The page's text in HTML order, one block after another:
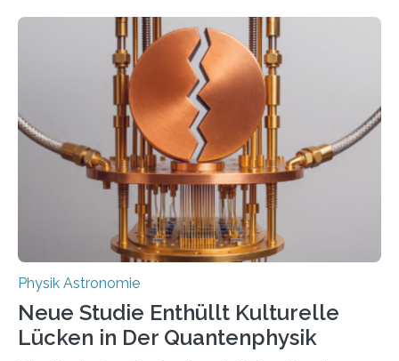
Messungen verwenden. Das hatte man jahrzehntelang
vermutet, weltweit war nach den passenden
Atomkern-Zuständen gesucht worden, 2024 gelang
einem Team der TU Wien mit Unterstützung
internationaler Partner der entscheidende Durchbruch:
Der lange diskutierte Thorium-Kernübergang wurde
gefunden. Kurz darauf konnte man zeigen, dass sich
Thorium tatsächlich nutzen lässt, um hochpräzise…
Physik Astronomie
Neue Studie Enthüllt Kulturelle
Lücken in Der Quantenphysik